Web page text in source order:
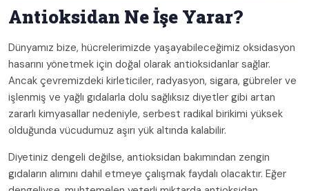
Antioksidan Ne İşe Yarar?
Dünyamız bize, hücrelerimizde yaşayabileceğimiz oksidasyon
hasarını yönetmek için doğal olarak antioksidanlar sağlar.
Ancak çevremizdeki kirleticiler, radyasyon, sigara, gübreler ve
işlenmiş ve yağlı gıdalarla dolu sağlıksız diyetler gibi artan
zararlı kimyasallar nedeniyle, serbest radikal birikimi yüksek
olduğunda vücudumuz aşırı yük altında kalabilir.
Diyetiniz dengeli değilse, antioksidan bakımından zengin
gıdaların alımını dahil etmeye çalışmak faydalı olacaktır. Eğer